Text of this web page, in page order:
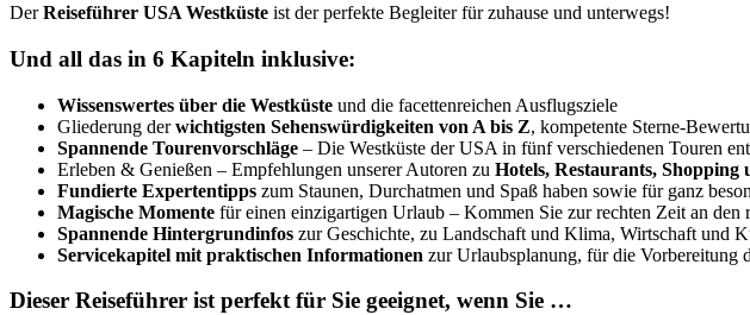
DerReiseführer USA Westküste ist der perfekte Begleiter für zuhause und unterwegs!
Und all das in 6 Kapiteln inklusive:
Wissenswertes über die Westküste und die facettenreichen Ausflugsziele
Gliederung derwichtigsten Sehenswürdigkeiten von A bis Z, kompetente Sterne-
Spannende Tourenvorschläge – Die Westküste der USA in fünf verschiedenen Touren
Erleben & Genießen – Empfehlungen unserer Autoren zu Hotels, Restaurants, Shopping
Fundierte Expertentipps zum Staunen, Durchatmen und Spaß haben sowie für ganz
Magische Momente für einen einzigartigen Urlaub – Kommen Sie zur rechten Zeit an
Spannende Hintergrundinfos zur Geschichte, zu Landschaft und Klima, Wirtschaft und
Servicekapitel mit praktischen Informationen zur Urlaubsplanung, für die Vorbereitung
Dieser Reiseführer ist perfekt für Sie geeignet, wenn Sie …